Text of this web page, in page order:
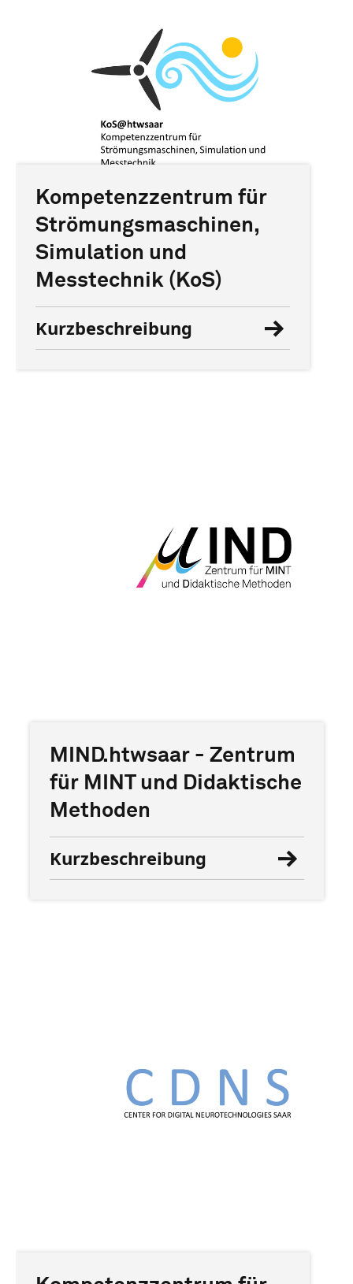
Kompetenzzentrum für
Strömungsmaschinen,
Simulation und
Messtechnik (KoS)
Kurzbeschreibung
MIND.htwsaar - Zentrum
für MINT und Didaktische
Methoden
Kurzbeschreibung